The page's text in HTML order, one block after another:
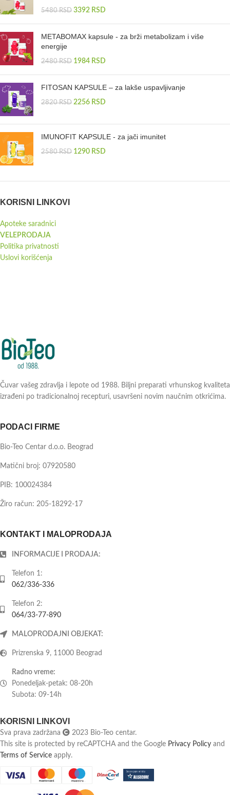
5480RSD 3392 RSD
METABOMAX kapsule - za brži metabolizam i više
energije
2480RSD 1984 RSD
FITOSAN KAPSULE – za lakše uspavljivanje
2820RSD 2256 RSD
IMUNOFIT KAPSULE - za jači imunitet
2580RSD 1290 RSD
KORISNI LINKOVI
Apoteke saradnici
VELEPRODAJA
Politika privatnosti
Uslovi korišćenja
Čuvar vašeg zdravlja i lepote od 1988. Biljni preparati vrhunskog kvaliteta
izrađeni po tradicionalnoj recepturi, usavršeni novim naučnim otkrićima.
PODACI FIRME
Bio-Teo Centar d.o.o. Beograd
Matični broj: 07920580
PIB: 100024384
Žiro račun: 205-18292-17
KONTAKT I MALOPRODAJA
INFORMACIJE I PRODAJA:
Telefon 1:
062/336-336
Telefon 2:
064/33-77-890
MALOPRODAJNI OBJEKAT:
Prizrenska 9, 11000 Beograd
Radno vreme:
Ponedeljak-petak: 08-20h
Subota: 09-14h
KORISNI LINKOVI
Sva prava zadržana
2023 Bio-Teo centar.
This site is protected by reCAPTCHA and the Google Privacy Policy and
Terms of Service apply.